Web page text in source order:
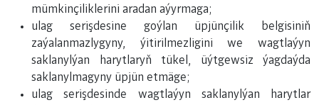
mümkinçiliklerini aradan aýyrmaga;
ulag serişdesine goýlan üpjünçilik belgisiniň
zaýalanmazlygyny, ýitirilmezligini we wagtlaýyn
saklanylýan harytlaryň tükel, üýtgewsiz ýagdaýda
saklanylmagyny üpjün etmäge;
ulag serişdesinde wagtlaýyn saklanylýan harytlar